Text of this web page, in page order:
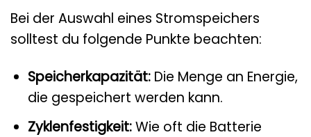
Bei der Auswahl eines Stromspeichers
solltest du folgende Punkte beachten:
Speicherkapazität:Die Menge an Energie,
die gespeichert werden kann.
Zyklenfestigkeit:Wie oft die Batterie